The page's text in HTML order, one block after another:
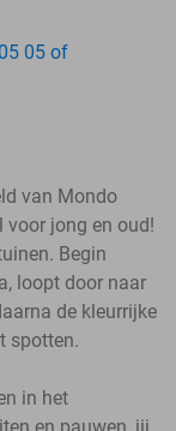
05 of
van Mondo
voor jong en oud!
Begin
loopt door naar
de kleurrijke
spotten.
in het